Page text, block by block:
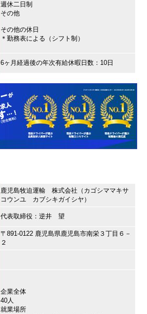
週休二日制
その他
その他の休日
＊勤務表による（シフト制）
6ヶ月経過後の年次有給休暇日数：10日
鹿児島牧迫運輸 株式会社（カゴシママキサ
コウンユ カブシキガイシヤ）
代表取締役：逆井 望
〒891-0122 鹿児島県鹿児島市南栄３丁目６－
２
企業全体
40人
就業場所